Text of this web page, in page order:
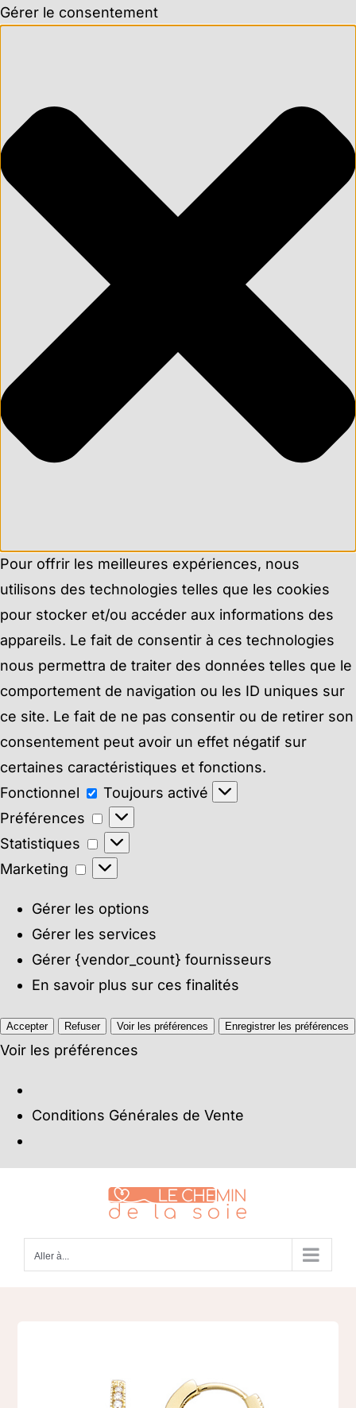
Gérer le consentement
Pour offrir les meilleures expériences, nous
utilisons des technologies telles que les cookies
pour stocker et/ou accéder aux informations des
appareils. Le fait de consentir à ces technologies
nous permettra de traiter des données telles que le
comportement de navigation ou les ID uniques sur
ce site. Le fait de ne pas consentir ou de retirer son
consentement peut avoir un effet négatif sur
certaines caractéristiques et fonctions.
Fonctionnel
Fonctionnel
Toujours activé
Préférences
Préférences
Statistiques
Statistiques
Marketing
Marketing
Gérer les options
Gérer les services
Gérer {vendor_count} fournisseurs
En savoir plus sur ces finalités
Accepter Refuser Voir les préférences Enregistrer les préférences
Voir les préférences
Conditions Générales de Vente
Aller à...